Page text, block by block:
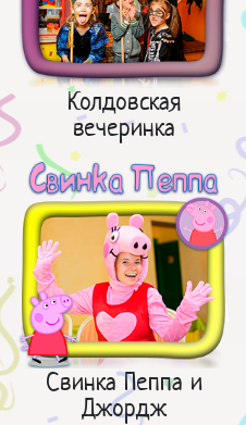
Колдовская
вечеринка
Свинка Пеппа и
Джордж